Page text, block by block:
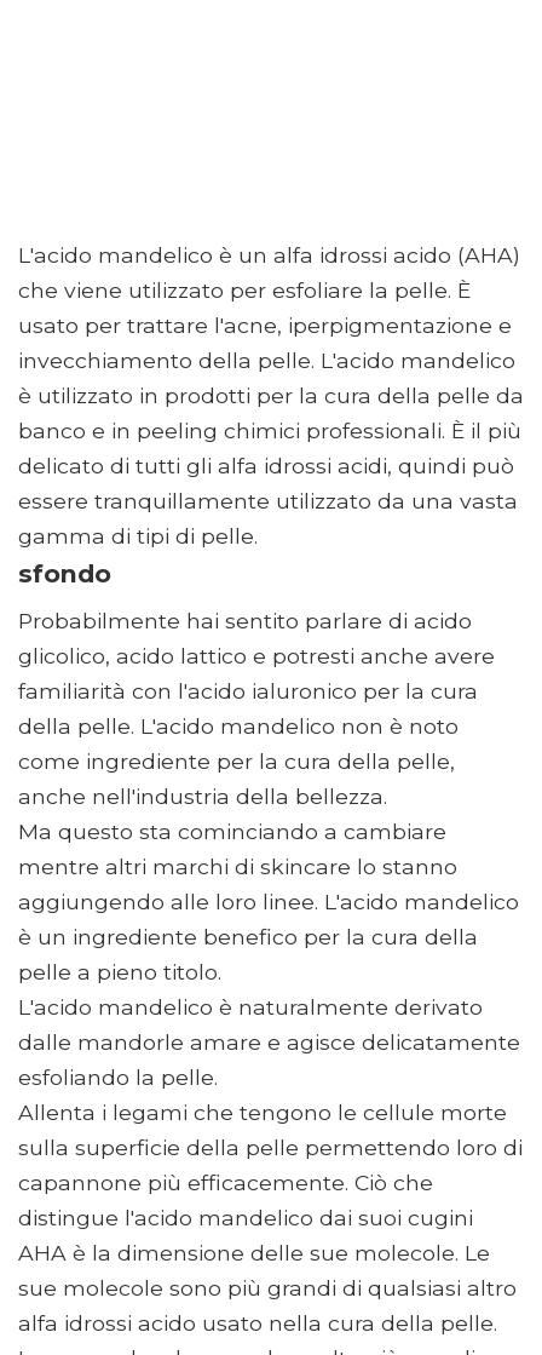
L'acido mandelico è un alfa idrossi acido (AHA)
che viene utilizzato per esfoliare la pelle. È
usato per trattare l'acne, iperpigmentazione e
invecchiamento della pelle. L'acido mandelico
è utilizzato in prodotti per la cura della pelle da
banco e in peeling chimici professionali. È il più
delicato di tutti gli alfa idrossi acidi, quindi può
essere tranquillamente utilizzato da una vasta
gamma di tipi di pelle.
sfondo
Probabilmente hai sentito parlare di acido
glicolico, acido lattico e potresti anche avere
familiarità con l'acido ialuronico per la cura
della pelle. L'acido mandelico non è noto
come ingrediente per la cura della pelle,
anche nell'industria della bellezza.
Ma questo sta cominciando a cambiare
mentre altri marchi di skincare lo stanno
aggiungendo alle loro linee. L'acido mandelico
è un ingrediente benefico per la cura della
pelle a pieno titolo.
L'acido mandelico è naturalmente derivato
dalle mandorle amare e agisce delicatamente
esfoliando la pelle.
Allenta i legami che tengono le cellule morte
sulla superficie della pelle permettendo loro di
capannone più efficacemente. Ciò che
distingue l'acido mandelico dai suoi cugini
AHA è la dimensione delle sue molecole. Le
sue molecole sono più grandi di qualsiasi altro
alfa idrossi acido usato nella cura della pelle.